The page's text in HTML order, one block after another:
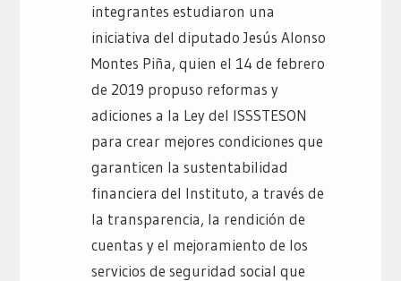
integrantes estudiaron una
iniciativa del diputado Jesús Alonso
Montes Piña, quien el 14 de febrero
de 2019 propuso reformas y
adiciones a la Ley del ISSSTESON
para crear mejores condiciones que
garanticen la sustentabilidad
financiera del Instituto, a través de
la transparencia, la rendición de
cuentas y el mejoramiento de los
servicios de seguridad social que